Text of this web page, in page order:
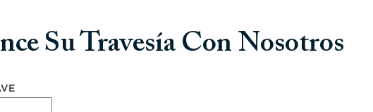
Su Travesía Con Nosotros
con nosotros